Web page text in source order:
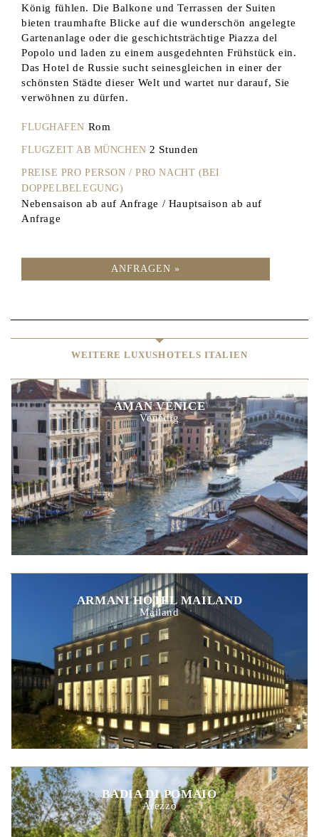
König fühlen. Die Balkone und Terrassen der Suiten
bieten traumhafte Blicke auf die wunderschön angelegte
Gartenanlage oder die geschichtsträchtige Piazza del
Popolo und laden zu einem ausgedehnten Frühstück ein.
Das Hotel de Russie sucht seinesgleichen in einer der
schönsten Städte dieser Welt und wartet nur darauf, Sie
verwöhnen zu dürfen.
FLUGHAFEN Rom
FLUGZEIT AB MÜNCHEN 2 Stunden
PREISE PRO PERSON / PRO NACHT (BEI
DOPPELBELEGUNG)
Nebensaison ab auf Anfrage / Hauptsaison ab auf
Anfrage
ANFRAGEN »
WEITERE LUXUSHOTELS ITALIEN
AMAN VENICE
Venedig
ARMANI HOTEL MAILAND
Mailand
BADIA DI POMAIO
Arezzo